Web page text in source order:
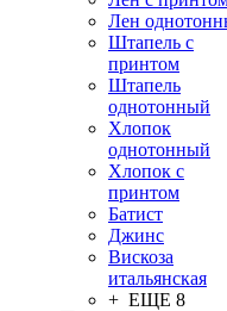
Лен
Штапель с
принтом
Штапель
однотонный
Хлопок
однотонный
Хлопок с
принтом
Батист
Джинс
Вискоза
итальянская
+ ЕЩЕ 8